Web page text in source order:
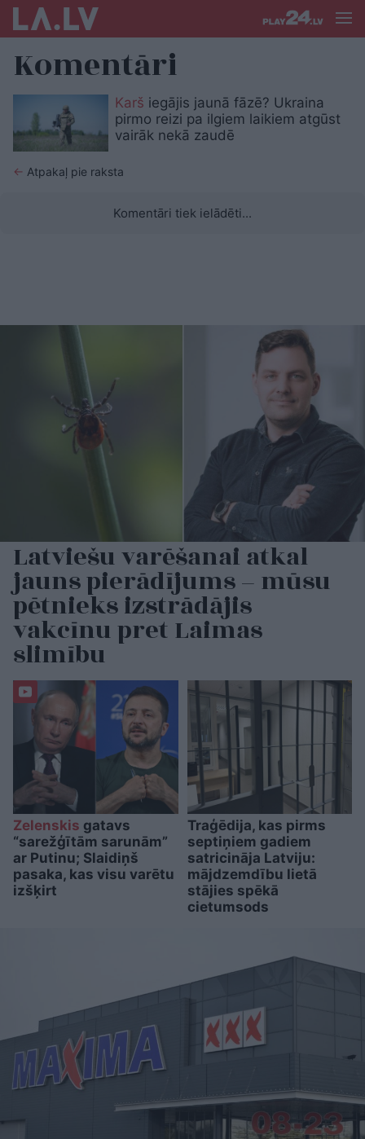
Komentāri
Karš iegājis jaunā fāzē? Ukraina
pirmo reizi pa ilgiem laikiem atgūst
vairāk nekā zaudē
← Atpakaļ pie raksta
Komentāri tiek ielādēti...
Latviešu varēšanai atkal
jauns pierādījums – mūsu
pētnieks izstrādājis
vakcīnu pret Laimas
slimību
Zelenskis gatavs
“sarežģītām sarunām”
ar Putinu; Slaidiņš
pasaka, kas visu varētu
izšķirt
Traģēdija, kas pirms
septiņiem gadiem
satricināja Latviju:
mājdzemdību lietā
stājies spēkā
cietumsods